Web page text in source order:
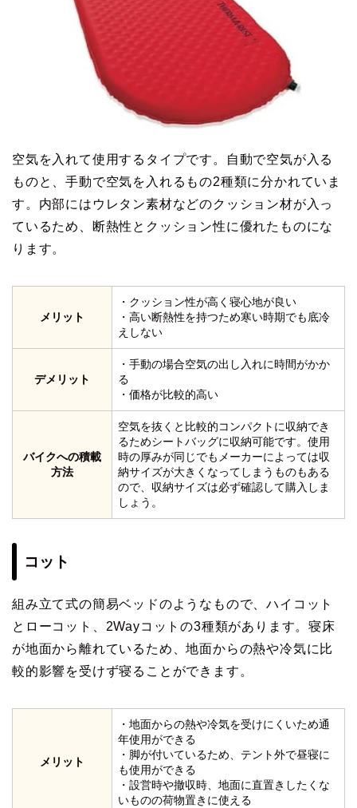
空気を入れて使用するタイプです。自動で空気が入る
ものと、手動で空気を入れるもの2種類に分かれていま
す。内部にはウレタン素材などのクッション材が入っ
ているため、断熱性とクッション性に優れたものにな
ります。
メリット
・クッション性が高く寝心地が良い
・高い断熱性を持つため寒い時期でも底冷
えしない
デメリット
・手動の場合空気の出し入れに時間がかか
る
・価格が比較的高い
バイクへの積載
方法
空気を抜くと比較的コンパクトに収納でき
るためシートバッグに収納可能です。使用
時の厚みが同じでもメーカーによっては収
納サイズが大きくなってしまうものもある
ので、収納サイズは必ず確認して購入しま
しょう。
コット
組み立て式の簡易ベッドのようなもので、ハイコット
とローコット、2Wayコットの3種類があります。寝床
が地面から離れているため、地面からの熱や冷気に比
較的影響を受けず寝ることができます。
メリット
・地面からの熱や冷気を受けにくいため通
年使用ができる
・脚が付いているため、テント外で昼寝に
も使用ができる
・設営時や撤収時、地面に直置きしたくな
いものの荷物置きに使える